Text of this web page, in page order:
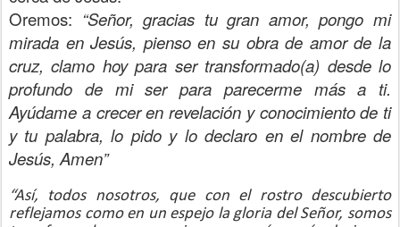
Oremos: “Señor, gracias tu gran amor, pongo mi
mirada en Jesús, pienso en su obra de amor de la
cruz, clamo hoy para ser transformado(a) desde lo
profundo de mi ser para parecerme más a ti.
Ayúdame a crecer en revelación y conocimiento de ti
y tu palabra, lo pido y lo declaro en el nombre de
Jesús, Amen”
“Así, todos nosotros, que con el rostro descubierto
reflejamos como en un espejo la gloria del Señor, somos